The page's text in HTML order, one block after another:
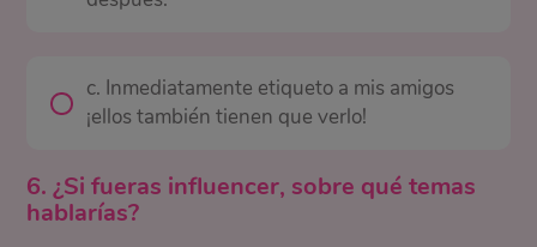
c. Inmediatamente etiqueto a mis amigos
¡ellos también tienen que verlo!
6. ¿Si fueras influencer, sobre qué temas
hablarías?